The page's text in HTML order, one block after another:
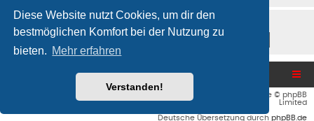
Diese Website nutzt Cookies, um dir den
bestmöglichen Komfort bei der Nutzung zu
bieten. Mehr erfahren
Verstanden!
Blog und Homepage Foren-Übersicht
® Forum Software © phpBB
Limited
Deutsche Übersetzung durch phpBB.de